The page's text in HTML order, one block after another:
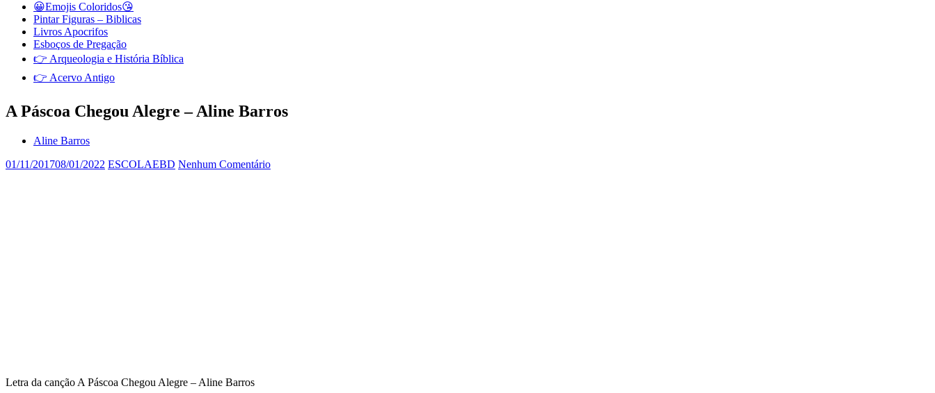
😀Emojis Coloridos😘
Pintar Figuras – Biblicas
Livros Apocrifos
Esboços de Pregação
👉 Arqueologia e História Bíblica
👉 Acervo Antigo
A Páscoa Chegou Alegre – Aline Barros
Aline Barros
01/11/201708/01/2022 ESCOLAEBD Nenhum Comentário
Letra da canção A Páscoa Chegou Alegre – Aline Barros